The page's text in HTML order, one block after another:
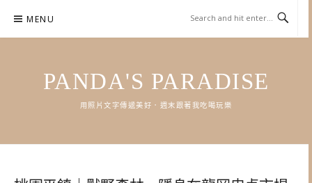
content
MENU
PANDA'S PARADISE
用照片文字傳遞美好．週末跟著我吃喝玩樂